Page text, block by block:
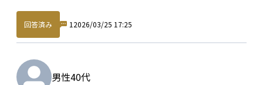
回答済み 1 2026/03/25 17:25
男性40代